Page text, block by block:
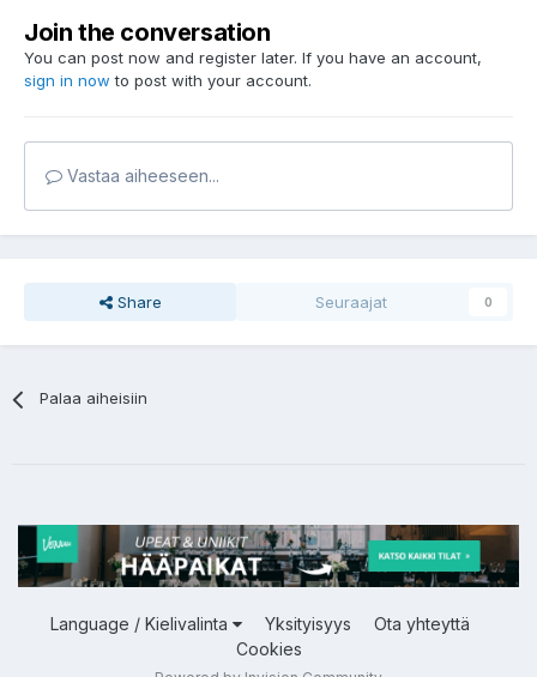
Join the conversation
You can post now and register later. If you have an account,
sign in now to post with your account.
Vastaa aiheeseen...
Share Seuraajat 0
Palaa aiheisiin
Language / Kielivalinta Yksityisyys
Ota yhteyttä
Cookies